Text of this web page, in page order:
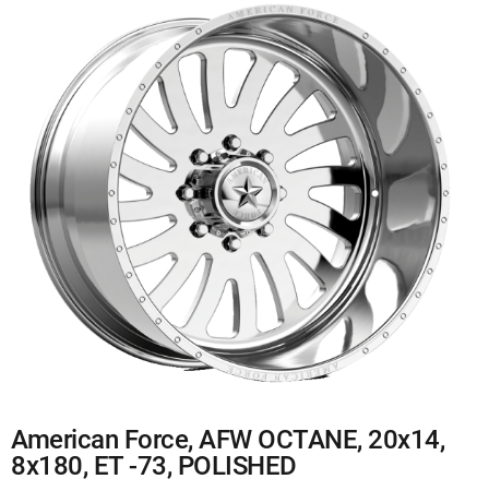
Zum
Anfang
der
Bildgalerie
American Force, AFW OCTANE, 20x14,
8x180, ET -73, POLISHED